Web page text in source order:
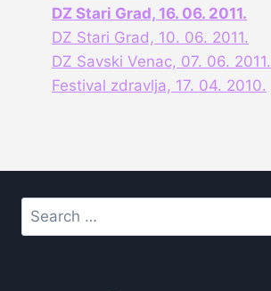
DZ Stari Grad, 16. 06. 2011.
DZ Stari Grad, 10. 06. 2011.
DZ Savski Venac, 07. 06. 2011.
Festival zdravlja, 17. 04. 2010.
Search
for: